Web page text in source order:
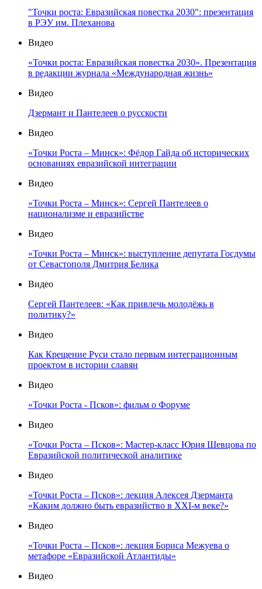
"Точки роста: Евразийская повестка 2030": презентация
в РЭУ им. Плеханова
Видео
«Точки роста: Евразийская повестка 2030». Презентация
в редакции журнала «Международная жизнь»
Видео
Дзермант и Пантелеев о русскости
Видео
«Точки Роста – Минск»: Фёдор Гайда об исторических
основаниях евразийской интеграции
Видео
«Точки Роста – Минск»: Сергей Пантелеев о
национализме и евразийстве
Видео
«Точки Роста – Минск»: выступление депутата Госдумы
от Севастополя Дмитрия Белика
Видео
Сергей Пантелеев: «Как привлечь молодёжь в
политику?»
Видео
Как Крещение Руси стало первым интеграционным
проектом в истории славян
Видео
«Точки Роста - Псков»: фильм о Форуме
Видео
«Точки Роста – Псков»: Мастер-класс Юрия Шевцова по
Евразийской политической аналитике
Видео
«Точки Роста – Псков»: лекция Алексея Дзерманта
«Каким должно быть евразийство в XXI-м веке?»
Видео
«Точки Роста – Псков»: лекция Бориса Межуева о
метафоре «Евразийской Атлантиды»
Видео